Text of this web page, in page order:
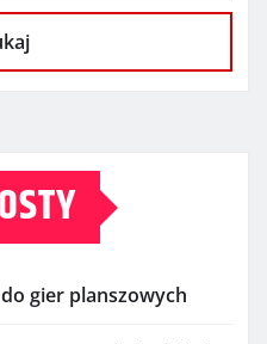
gier planszowych